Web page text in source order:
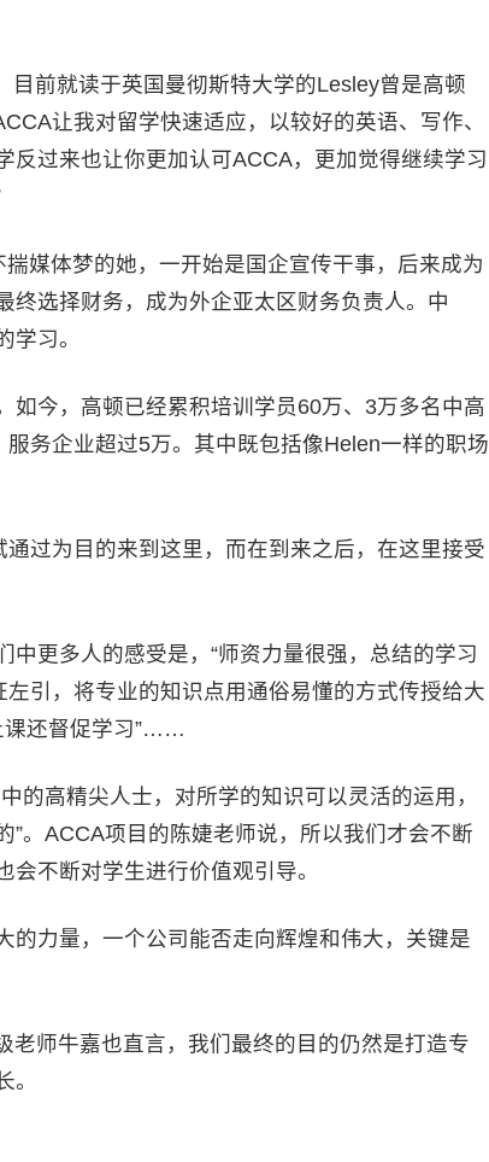
前就读于英国曼彻斯特大学的Lesley曾是高顿
让我对留学快速适应，以较好的英语、写作、
过来也让你更加认可ACCA，更加觉得继续学习
体梦的她，一开始是国企宣传干事，后来成为
终选择财务，成为外企亚太区财务负责人。中
习。
今，高顿已经累积培训学员60万、3万多名中高
务企业超过5万。其中既包括像Helen一样的职场
为目的来到这里，而在到来之后，在这里接受
更多人的感受是，“师资力量很强，总结的学习
引，将专业的知识点用通俗易懂的方式传授给大
课还督促学习”……
高精尖人士，对所学的知识可以灵活的运用，
。ACCA项目的陈婕老师说，所以我们才会不断
不断对学生进行价值观引导。
力量，一个公司能否走向辉煌和伟大，关键是
师牛嘉也直言，我们最终的目的仍然是打造专